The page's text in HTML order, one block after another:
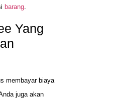
barang.
Yang
membayar biaya
juga akan